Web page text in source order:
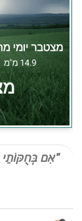
"אִם